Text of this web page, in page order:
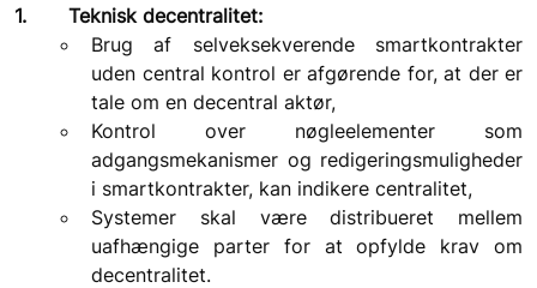
1.       Teknisk decentralitet:
Brug af selveksekverende smartkontrakter
uden central kontrol er afgørende for, at der er
tale om en decentral aktør,
Kontrol over nøgleelementer som
adgangsmekanismer og redigeringsmuligheder
i smartkontrakter, kan indikere centralitet,
Systemer skal være distribueret mellem
uafhængige parter for at opfylde krav om
decentralitet.